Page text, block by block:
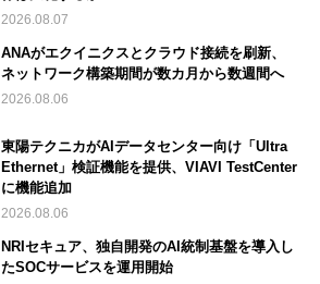
2026.08.07
ANAがエクイニクスとクラウド接続を刷新、
ネットワーク構築期間が数カ月から数週間へ
2026.08.06
東陽テクニカがAIデータセンター向け「Ultra
Ethernet」検証機能を提供、VIAVI TestCenter
に機能追加
2026.08.06
NRIセキュア、独自開発のAI統制基盤を導入し
たSOCサービスを運用開始